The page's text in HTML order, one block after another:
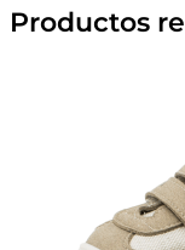
Productos